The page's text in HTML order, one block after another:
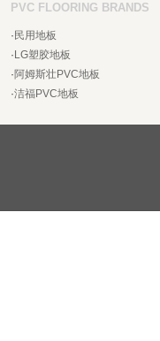
PVC FLOORING BRANDS
· 民用地板
· LG塑胶地板
·阿姆斯壮PVC地板
·洁福PVC地板